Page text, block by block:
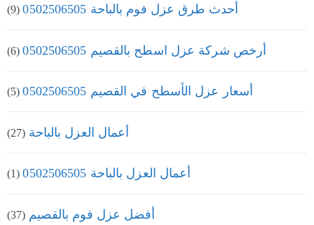
أحدث طرق عزل فوم بالباحة 0502506505 (9)
أرخص شركة عزل اسطح بالقصيم 0502506505 (6)
أسعار عزل الأسطح في القصيم 0502506505 (5)
أعمال العزل بالباحة (27)
أعمال العزل بالباحة 0502506505 (1)
أفضل عزل فوم بالقصيم (37)